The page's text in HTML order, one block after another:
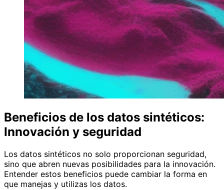
Beneficios de los datos sintéticos:
Innovación y seguridad
Los datos sintéticos no solo proporcionan seguridad,
sino que abren nuevas posibilidades para la innovación.
Entender estos beneficios puede cambiar la forma en
que manejas y utilizas los datos.